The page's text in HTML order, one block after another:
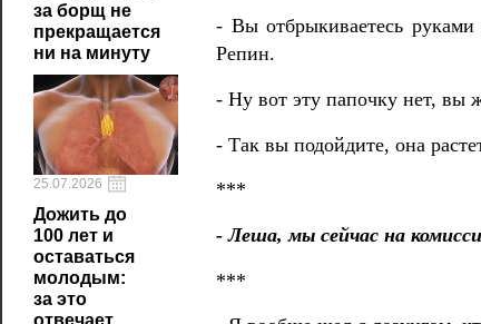
за борщ не
прекращается
ни на минуту
25.07.2026
Дожить до
100 лет и
оставаться
молодым:
за это
отвечает
- Вы отбрыкиваетесь
Репин.
- Ну вот эту папочку нет, вы
- Так вы подойдите, она
***
- Леша, мы сейчас на
***